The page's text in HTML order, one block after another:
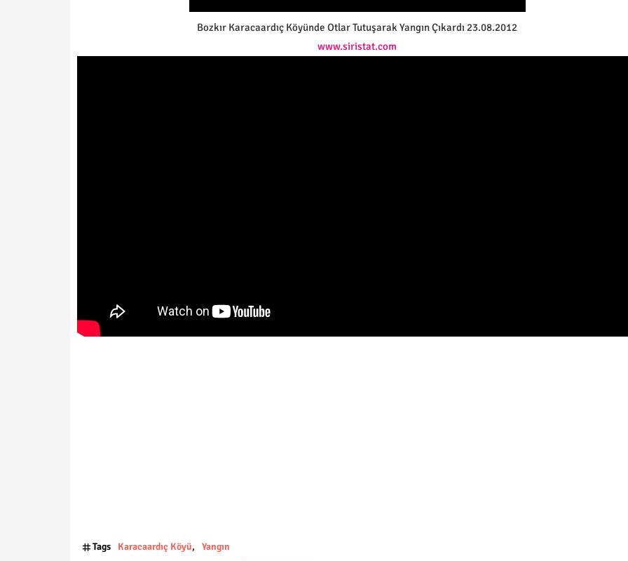
Bozkır Karacaardıç Köyünde Otlar Tutuşarak Yangın Çıkardı 23.08.2012
www.siristat.com
Tags Karacaardıç Köyü Yangın